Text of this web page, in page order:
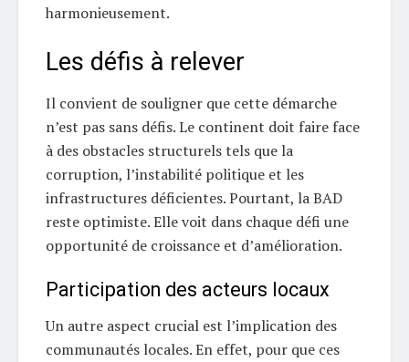
harmonieusement.
Les défis à relever
Il convient de souligner que cette démarche
n’est pas sans défis. Le continent doit faire face
à des obstacles structurels tels que la
corruption, l’instabilité politique et les
infrastructures déficientes. Pourtant, la BAD
reste optimiste. Elle voit dans chaque défi une
opportunité de croissance et d’amélioration.
Participation des acteurs locaux
Un autre aspect crucial est l’implication des
communautés locales. En effet, pour que ces